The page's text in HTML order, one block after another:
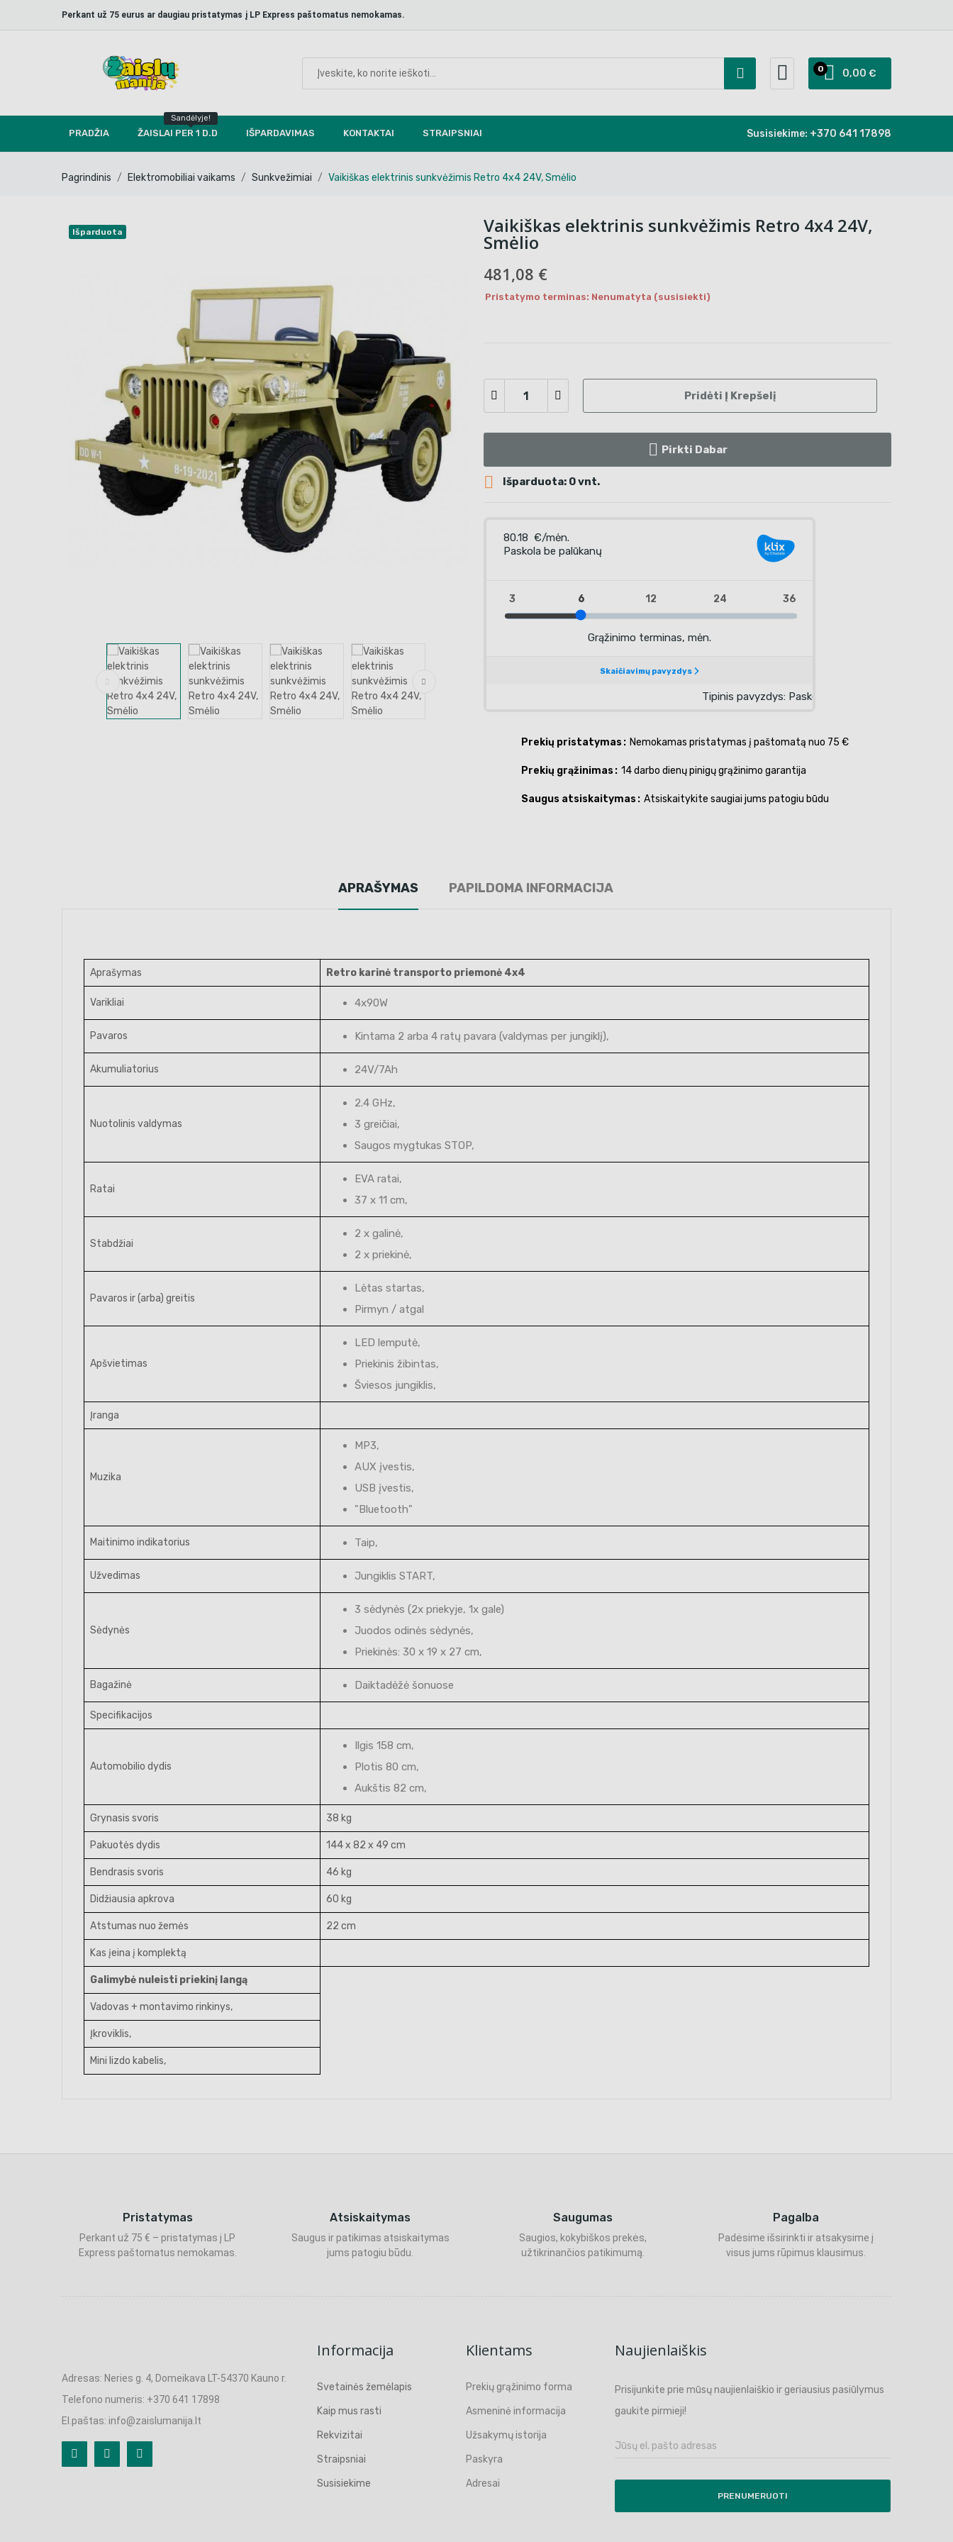
Perkant už 75 eurus ar daugiau pristatymas į LP Express paštomatus nemokamas.
0,00 €
0
PRADŽIA ŽAISLAI PER 1 D.D
Sandėlyje!
IŠPARDAVIMAS KONTAKTAI STRAIPSNIAI Susisiekime: +370 641 17898
Pagrindinis Elektromobiliai vaikams Sunkvežimiai Vaikiškas elektrinis sunkvėžimis Retro 4x4 24V, Smėlio
Išparduota Vaikiškas elektrinis sunkvėžimis Retro 4x4 24V,
Smėlio
481,08 €
Pristatymo terminas: Nenumatyta (susisiekti)
Pridėti Į Krepšelį
Pirkti Dabar
 Išparduota: 0 vnt.
Prekių pristatymas Nemokamas pristatymas į paštomatą nuo 75 €
Prekių grąžinimas 14 darbo dienų pinigų grąžinimo garantija
Saugus atsiskaitymas Atsiskaitykite saugiai jums patogiu būdu
APRAŠYMAS PAPILDOMA INFORMACIJA
Aprašymas Retro karinė transporto priemonė 4x4
Varikliai 4x90W
Pavaros Kintama 2 arba 4 ratų pavara (valdymas per jungiklį),
Akumuliatorius 24V/7Ah
Nuotolinis valdymas
2.4 GHz,
3 greičiai,
Saugos mygtukas STOP,
Ratai
EVA ratai,
37 x 11 cm,
Stabdžiai
2 x galinė,
2 x priekinė,
Pavaros ir (arba) greitis
Lėtas startas,
Pirmyn / atgal
Apšvietimas
LED lemputė,
Priekinis žibintas,
Šviesos jungiklis,
Įranga
Muzika
MP3,
AUX įvestis,
USB įvestis,
"Bluetooth"
Maitinimo indikatorius Taip,
Užvedimas Jungiklis START,
Sėdynės
3 sėdynės (2x priekyje, 1x gale)
Juodos odinės sėdynės,
Priekinės: 30 x 19 x 27 cm,
Bagažinė Daiktadėžė šonuose
Specifikacijos
Automobilio dydis
Ilgis 158 cm,
Plotis 80 cm,
Aukštis 82 cm,
Grynasis svoris 38 kg
Pakuotės dydis 144 x 82 x 49 cm
Bendrasis svoris 46 kg
Didžiausia apkrova 60 kg
Atstumas nuo žemės 22 cm
Kas įeina į komplektą
Galimybė nuleisti priekinį langą
Vadovas + montavimo rinkinys,
Įkroviklis,
Mini lizdo kabelis,
Pristatymas
Perkant už 75 € – pristatymas į LP
Express paštomatus nemokamas.
Atsiskaitymas
Saugus ir patikimas atsiskaitymas
jums patogiu būdu.
Saugumas
Saugios, kokybiškos prekės,
užtikrinančios patikimumą.
Pagalba
Padėsime išsirinkti ir atsakysime į
visus jums rūpimus klausimus.
Adresas: Neries g. 4, Domeikava LT-54370 Kauno r.
Telefono numeris: +370 641 17898
El.paštas: info@zaislumanija.lt
Informacija
Svetainės žemėlapis
Kaip mus rasti
Rekvizitai
Straipsniai
Susisiekime
Klientams
Prekių grąžinimo forma
Asmeninė informacija
Užsakymų istorija
Paskyra
Adresai
Naujienlaiškis
Prisijunkite prie mūsų naujienlaiškio ir geriausius pasiūlymus
gaukite pirmieji!
PRENUMERUOTI